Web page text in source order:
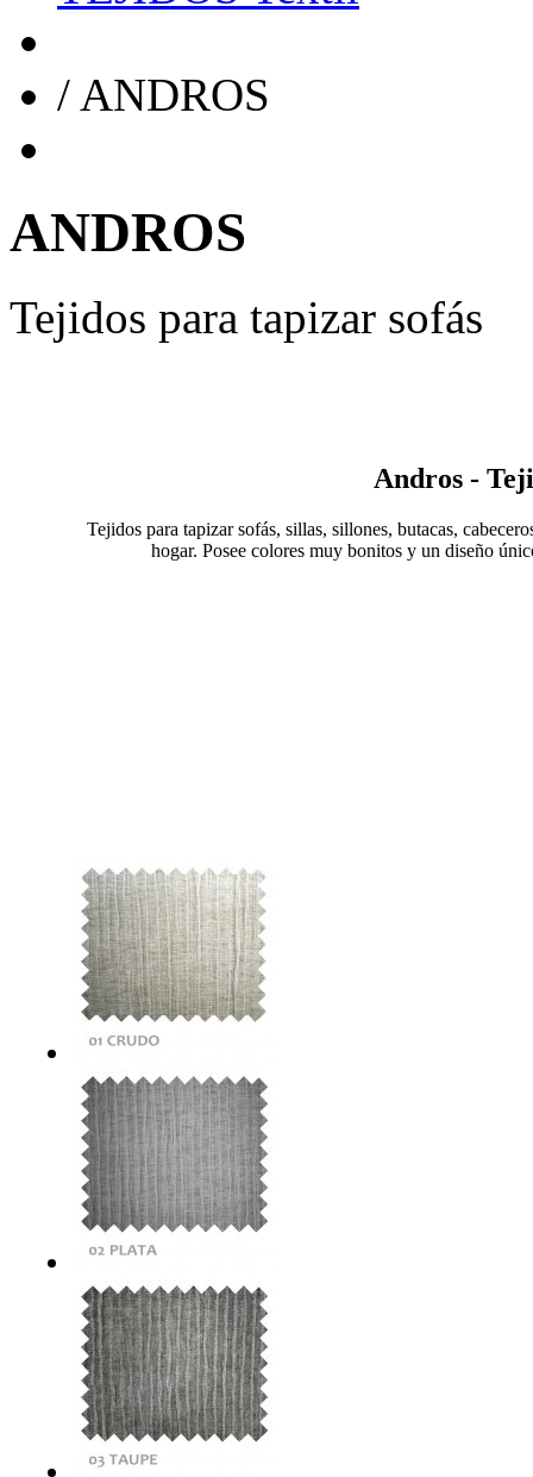
/ ANDROS
ANDROS
Tejidos para tapizar sofás
Andros -
Tejidos para tapizar sofás, sillas, sillones, butacas,
hogar. Posee colores muy bonitos y un diseño